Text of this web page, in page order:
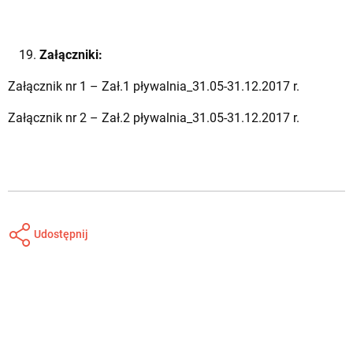
Załączniki:
Załącznik nr 1 – Zał.1 pływalnia_31.05-31.12.2017 r.
Załącznik nr 2 – Zał.2 pływalnia_31.05-31.12.2017 r.
Udostępnij